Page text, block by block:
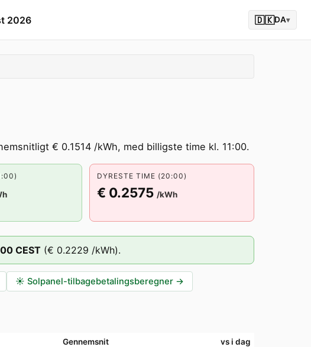
2026 🇩🇰DA▾
€ 0.1514 /kWh, med billigste time kl. 11:00.
DYRESTE TIME (20:00)
€ 0.2575 /kWh
CEST (€ 0.2229 /kWh).
☀️ Solpanel-tilbagebetalingsberegner →
Gennemsnit vs i dag